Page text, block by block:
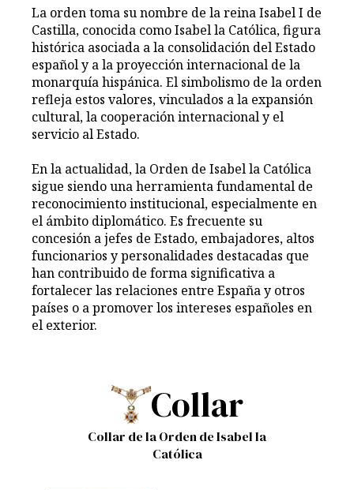
La orden toma su nombre de la reina Isabel I de
Castilla, conocida como Isabel la Católica, figura
histórica asociada a la consolidación del Estado
español y a la proyección internacional de la
monarquía hispánica. El simbolismo de la orden
refleja estos valores, vinculados a la expansión
cultural, la cooperación internacional y el
servicio al Estado.
En la actualidad, la Orden de Isabel la Católica
sigue siendo una herramienta fundamental de
reconocimiento institucional, especialmente en
el ámbito diplomático. Es frecuente su
concesión a jefes de Estado, embajadores, altos
funcionarios y personalidades destacadas que
han contribuido de forma significativa a
fortalecer las relaciones entre España y otros
países o a promover los intereses españoles en
el exterior.
Collar
Collar de la Orden de Isabel la
Católica